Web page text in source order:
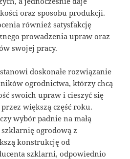
oraz sposobu produkcji.
również satysfakcję
prowadzenia upraw oraz
swojej pracy.
doskonałe rozwiązanie
ogrodnictwa, którzy chcą
swoich upraw i cieszyć się
większą część roku.
wybór padnie na małą
ogrodową z
konstrukcję od
szklarni, odpowiednio